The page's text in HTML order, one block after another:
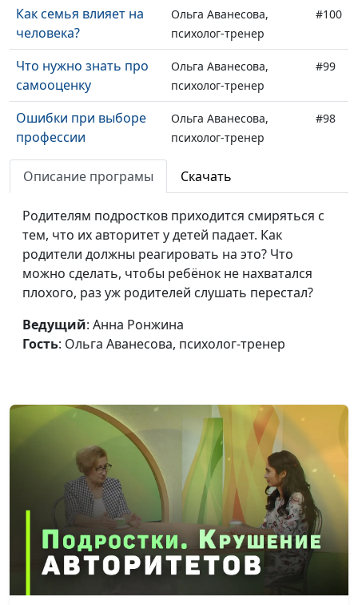
Как семья влияет на
человека?
Ольга Аванесова,
психолог-тренер
#100
Что нужно знать про
самооценку
Ольга Аванесова,
психолог-тренер
#99
Ошибки при выборе
профессии
Ольга Аванесова,
психолог-тренер
#98
Кризис: мучиться или
Ольга Аванесова,
психолог-тренер
Стратегия жизни
Ольга Аванесова,
психолог-тренер
#96
Проживи СВОЮ
жизнь
Ольга Аванесова,
психолог-тренер
Как стать зрелой
личностью?
Ольга Аванесова,
психолог-тренер
Если я виноват
Мария Вачева,
психолог
Как научиться
управлять гневом?
Мария Вачева,
психолог
#91
Как справиться со
стрессом?
Мария Вачева,
психолог
#90
Описание програмы Скачать
Родителям подростков приходится смиряться с
тем, что их авторитет у детей падает. Как
родители должны реагировать на это? Что
можно сделать, чтобы ребёнок не нахватался
плохого, раз уж родителей слушать перестал?
Ведущий: Анна Ронжина
Гость: Ольга Аванесова, психолог-тренер